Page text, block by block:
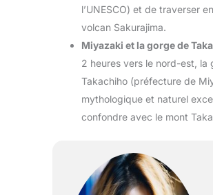
l’UNESCO) et de traverser
volcan Sakurajima.
Miyazaki et la gorge de
2 heures vers le nord-est, la
Takachiho (préfecture de
mythologique et naturel
confondre avec le mont